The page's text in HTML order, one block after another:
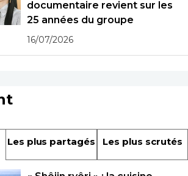
documentaire revient sur les
25 années du groupe
16/07/2026
Les plus partagés Les plus scrutés